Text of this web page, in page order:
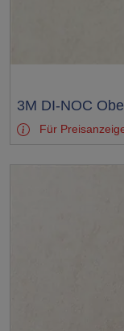
Test
3M DI-NOC
Für